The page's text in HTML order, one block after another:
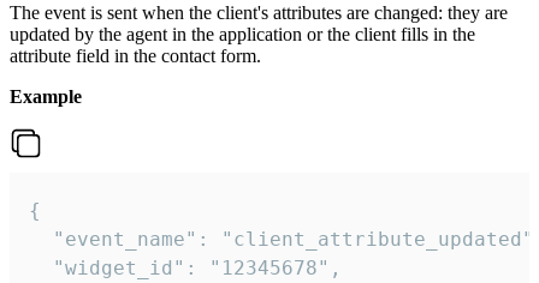
The event is sent when the client's attributes are changed: they are
updated by the agent in the application or the client fills in the
attribute field in the contact form.
Example
{
"event_name":
  "widget_id": "12345678",